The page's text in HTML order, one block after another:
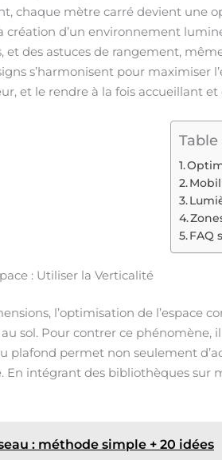
chaque mètre carré devient une
création d’un environnement
et des astuces de rangement,
s’harmonisent pour maximiser
et le rendre à la fois accueillant et
FAQ
: Utiliser la Verticalité
l’optimisation de l’espace
sol. Pour contrer ce phénomène,
plafond permet non seulement
En intégrant des bibliothèques
: méthode simple + 20 idées